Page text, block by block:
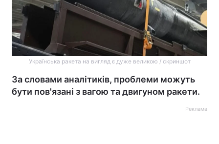
Українська ракета на вигляд є дуже великою / скриншот
За словами аналітиків, проблеми можуть
бути пов'язані з вагою та двигуном ракети.
Реклама